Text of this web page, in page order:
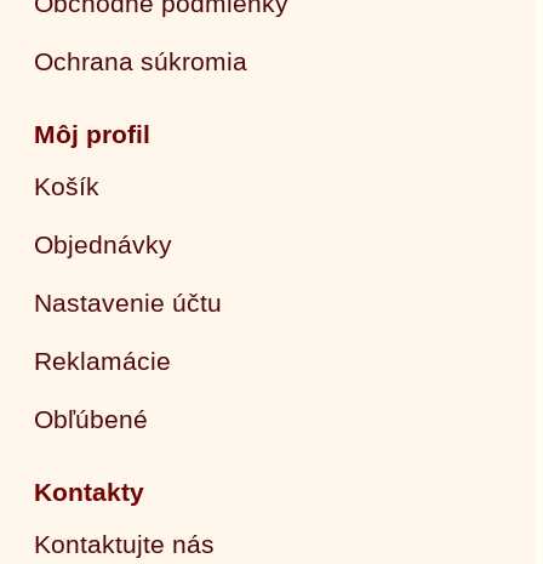
Ochrana súkromia
Môj profil
Košík
Objednávky
Nastavenie účtu
Reklamácie
Obľúbené
Kontakty
Kontaktujte nás